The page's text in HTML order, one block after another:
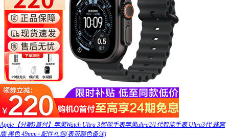
Apple【分期0首付】苹果Watch Ultra 3智能手表苹果ultra2/1代智能手表 Ultra3代 蜂窝
版 黑色 49mm+配件礼包(表带颜色备注)